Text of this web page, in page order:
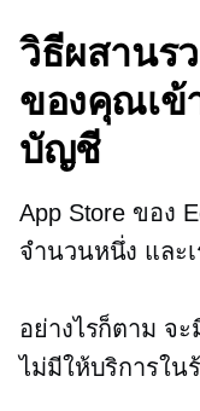
วิธีผสานร
ของคุณเข้
บัญชี
App Store ของ
จำนวนหนึ่ง และ
อย่างไรก็ตาม จ
ไม่มีให้บริการใน